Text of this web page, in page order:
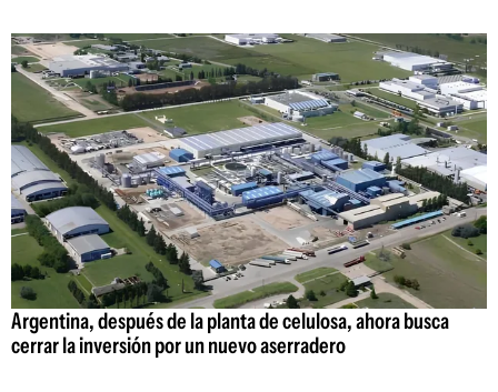
Argentina, después de la planta de celulosa, ahora busca
cerrar la inversión por un nuevo aserradero